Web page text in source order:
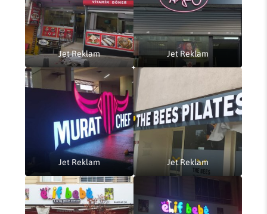
Jet Reklam Jet Reklam
Jet Reklam Jet Reklam